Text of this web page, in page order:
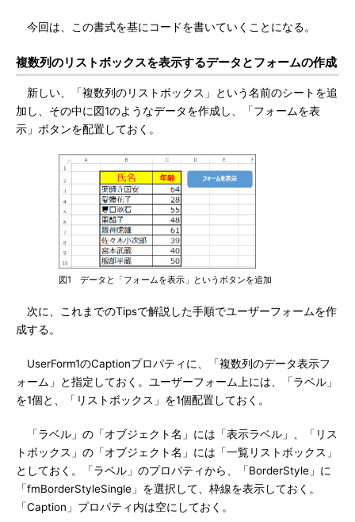
今回は、この書式を基にコードを書いていくことになる。
複数列のリストボックスを表示するデータとフォームの作成
新しい、「複数列のリストボックス」という名前のシートを追
加し、その中に図1のようなデータを作成し、「フォームを表
示」ボタンを配置しておく。
図1 データと「フォームを表示」というボタンを追加
次に、これまでのTipsで解説した手順でユーザーフォームを作
成する。
UserForm1のCaptionプロパティに、「複数列のデータ表示フ
ォーム」と指定しておく。ユーザーフォーム上には、「ラベル」
を1個と、「リストボックス」を1個配置しておく。
「ラベル」の「オブジェクト名」には「表示ラベル」、「リス
トボックス」の「オブジェクト名」には「一覧リストボックス」
としておく。「ラベル」のプロパティから、「BorderStyle」に
「fmBorderStyleSingle」を選択して、枠線を表示しておく。
「Caption」プロパティ内は空にしておく。